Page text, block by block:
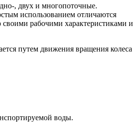
, двух и многопоточные.
использованием отличаются
рабочими характеристиками и
путем движения вращения колеса
воды.